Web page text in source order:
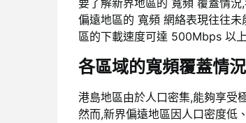
要了解新界地區的 寬頻 覆蓋情
偏遠地區的 寬頻 網絡表現往往
區的下載速度可達 500Mbps 以
各區域的寬頻覆蓋情況
港島地區由於人口密集,能夠享受
然而,新界偏遠地區因人口密度低